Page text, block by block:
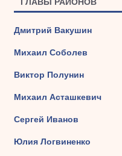
Дмитрий Вакушин
Михаил Соболев
Виктор Полунин
Михаил Асташкевич
Сергей Иванов
Юлия Логвиненко